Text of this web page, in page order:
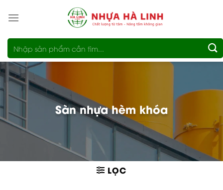
qua
dungTìm
kiếm:
Sàn nhựa hèm khóa
LỌC